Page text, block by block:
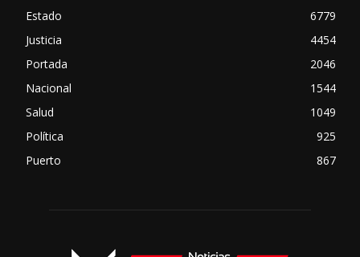
Estado
6779
Justicia
4454
Portada
2046
Nacional
1544
Salud
1049
Política
925
Puerto
867